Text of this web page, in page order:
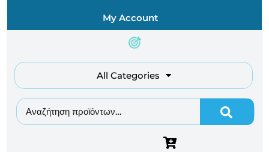
My Account
All Categories
Αναζήτηση για: